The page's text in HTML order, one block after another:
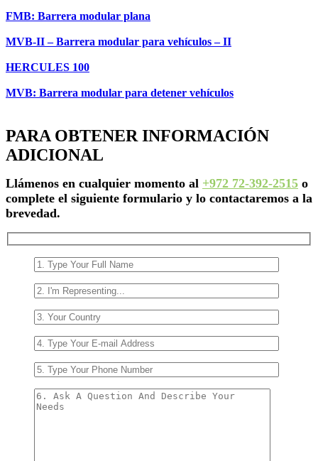
FMB: Barrera modular plana
MVB-II – Barrera modular para vehículos – II
HERCULES 100
MVB: Barrera modular para detener vehículos
PARA OBTENER INFORMACIÓN
ADICIONAL
Llámenos en cualquier momento al +972 72-392-2515 o
complete el siguiente formulario y lo contactaremos a la
brevedad.